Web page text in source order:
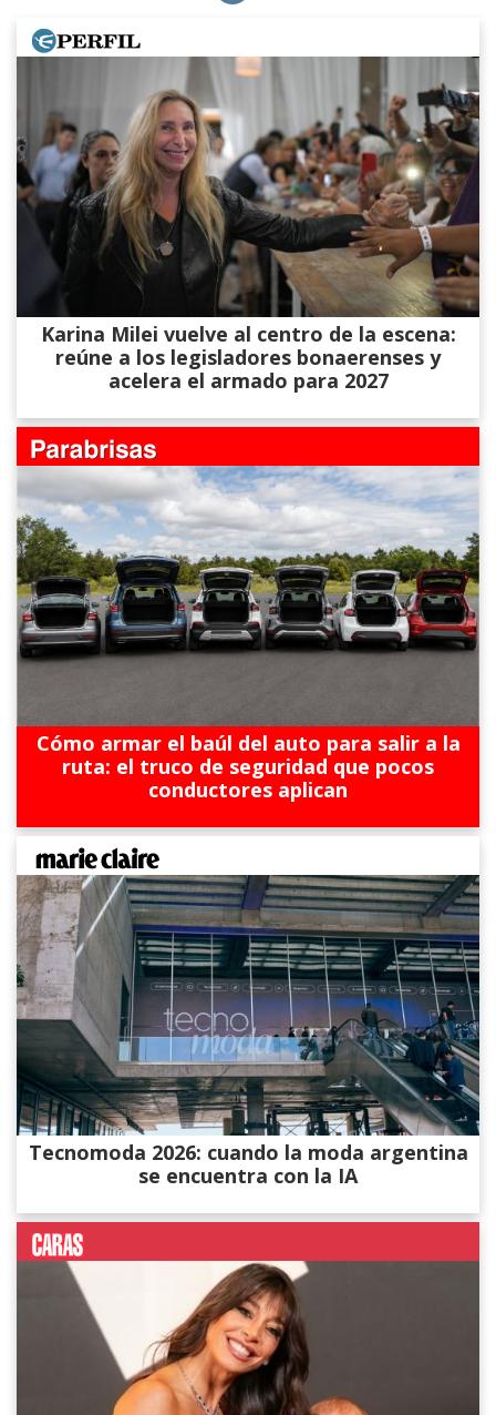
Karina Milei vuelve al centro de la escena:
reúne a los legisladores bonaerenses y
acelera el armado para 2027
Cómo armar el baúl del auto para salir a la
ruta: el truco de seguridad que pocos
conductores aplican
Tecnomoda 2026: cuando la moda argentina
se encuentra con la IA